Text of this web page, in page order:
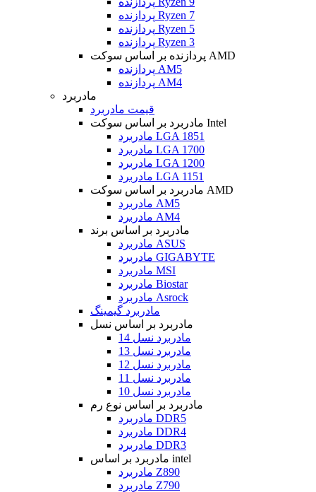
پردازنده Ryzen 7
پردازنده Ryzen 5
پردازنده Ryzen 3
پردازنده بر اساس سوکت AMD
پردازنده AM5
پردازنده AM4
مادربرد
قیمت مادربرد
مادربرد بر اساس سوکت Intel
مادربرد LGA 1851
مادربرد LGA 1700
مادربرد LGA 1200
مادربرد LGA 1151
مادربرد بر اساس سوکت AMD
مادربرد AM5
مادربرد AM4
مادربرد بر اساس برند
مادربرد ASUS
مادربرد GIGABYTE
مادربرد MSI
مادربرد Biostar
مادربرد Asrock
مادربرد گیمینگ
مادربرد بر اساس نسل
مادربرد نسل 14
مادربرد نسل 13
مادربرد نسل 12
مادربرد نسل 11
مادربرد نسل 10
مادربرد بر اساس نوع رم
مادربرد DDR5
مادربرد DDR4
مادربرد DDR3
مادربرد بر اساس intel
مادربرد Z890
مادربرد Z790